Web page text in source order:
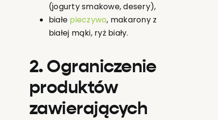
(jogurty smakowe, desery),
białe pieczywo, makarony z
białej mąki, ryż biały.
2. Ograniczenie
produktów
zawierających